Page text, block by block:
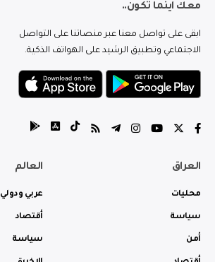
معك اينما تكون..
ابقى على تواصل معنا عبر منصاتنا على التواصل
الاجتماعي وتطبيق الرشيد على الهواتف الذكية.
العراق
محليات
سياسة
أمن
العالم
عربي ودولي
أقتصاد
سياسة